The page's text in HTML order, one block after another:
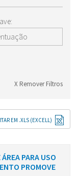
X Remover Filtros
EM .XLS (EXCELL)
PARA USO
PROMOVE